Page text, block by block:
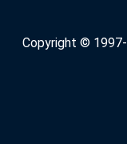
Copyright ©